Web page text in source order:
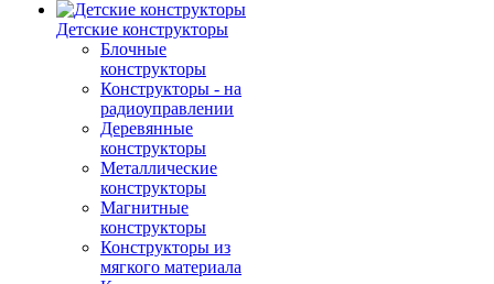
Детские конструкторы
Блочные
конструкторы
Конструкторы - на
радиоуправлении
Деревянные
конструкторы
Металлические
конструкторы
Магнитные
конструкторы
Конструкторы из
мягкого материала